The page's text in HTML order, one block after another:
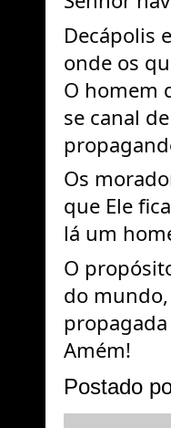
Decápolis
onde os
O homem
se canal
Os
que Ele
O
do
propagada
Amém!
Postado